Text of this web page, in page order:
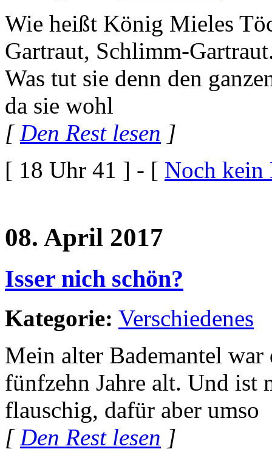
Wie heißt König Mieles
Gartraut, Schlimm-
Was tut sie denn den
da sie wohl
[ Den Rest lesen ]
[ 18 Uhr 41 ] - [ Noch kein
08. April 2017
Isser nich schön?
Kategorie: Verschiedenes
Mein alter Bademantel
fünfzehn Jahre alt. Und ist
flauschig, dafür aber umso
[Den Rest lesen ]